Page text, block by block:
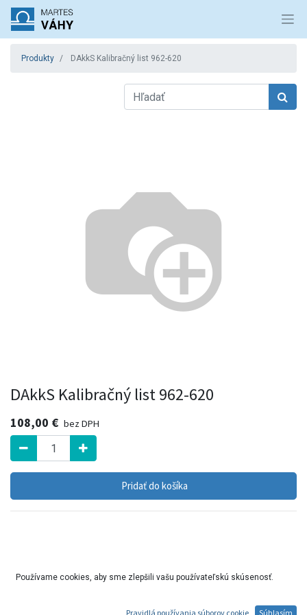
Produkty DAkkS Kalibračný list 962-620
DAkkS Kalibračný list 962-620
108,00 € bez DPH
Pridať do košíka
Používame cookies, aby sme zlepšili vašu používateľskú skúsenosť.
Pravidlá používania súborov cookie Súhlasím